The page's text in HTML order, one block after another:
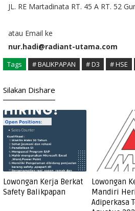
JL. RE Martadinata RT. 45 A RT. 52
atau Email ke
nur.hadi@radiant-utama.com
Tags # BALIKPAPAN # D3 # HSE
Silakan Dishare
Lowongan Kerja Berkat
Safety Balikpapan
Lowongan
Mandiri
Adiperkasa